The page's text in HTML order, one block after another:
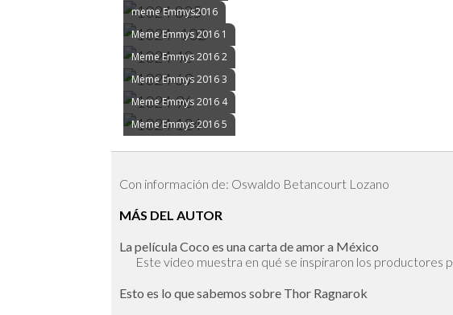
meme Emmys2016
Meme Emmys 2016 1
Meme Emmys 2016 2
Meme Emmys 2016 3
Meme Emmys 2016 4
Meme Emmys 2016 5
Con información de: Oswaldo Betancourt Lozano
MÁS DEL AUTOR
La película Coco es una carta de amor a México
Este video muestra en qué se inspiraron los productores
Esto es lo que sabemos sobre Thor Ragnarok